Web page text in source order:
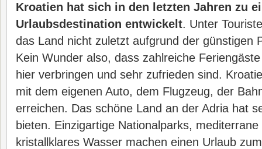
Kroatien hat sich in den letzten Jahren zu
Urlaubsdestination entwickelt. Unter
das Land nicht zuletzt aufgrund der günstigen
Kein Wunder also, dass zahlreiche
hier verbringen und sehr zufrieden sind.
mit dem eigenen Auto, dem Flugzeug, der
erreichen. Das schöne Land an der Adria hat
bieten. Einzigartige Nationalparks,
kristallklares Wasser machen einen Urlaub